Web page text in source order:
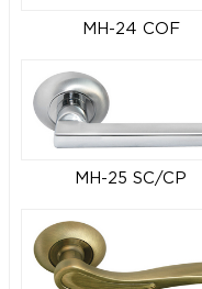
MH-24 COF
MH-25 SC/CP